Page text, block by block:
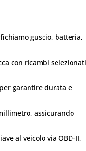
guscio, batteria,
con ricambi selezionati
garantire durata e
assicurando
al veicolo via OBD-II,